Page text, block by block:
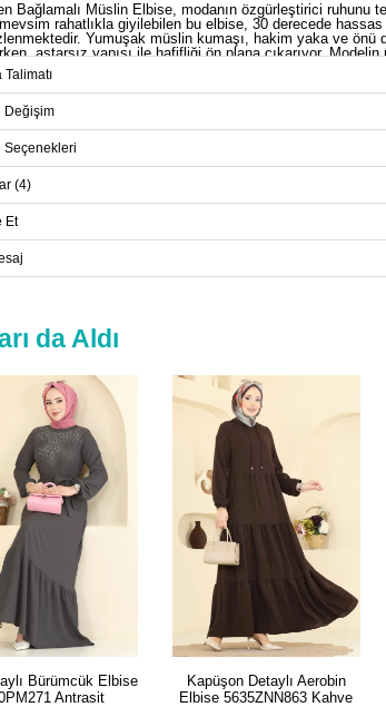
Bağlamalı Müslin Elbise, modanın özgürleştirici ruhunu
rahatlıkla giyilebilen bu elbise, 30 derecede hassas
Yumuşak müslin kumaşı, hakim yaka ve önü
astarsız yapısı ile hafifliği ön plana çıkarıyor.
lastikli beli ve özel dikilmiş kemeri ile konfor sunar.
ya da kullanılabilir, manşetler lastiklidir ve her
Beden
1
96
Talimatı
Değişim
Seçenekleri
(4)
Et
da Aldı
Detaylı Aerobin
5635ZNN863 Kahve
Aerobin Caz Şal Serisi
506MDL873 Fuşya